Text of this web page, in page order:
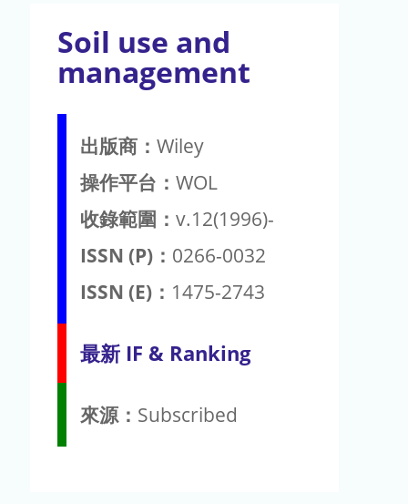
Soil use and
management
出版商： Wiley
操作平台： WOL
收錄範圍： v.12(1996)-
ISSN (P)： 0266-0032
ISSN (E)： 1475-2743
最新 IF & Ranking
來源： Subscribed